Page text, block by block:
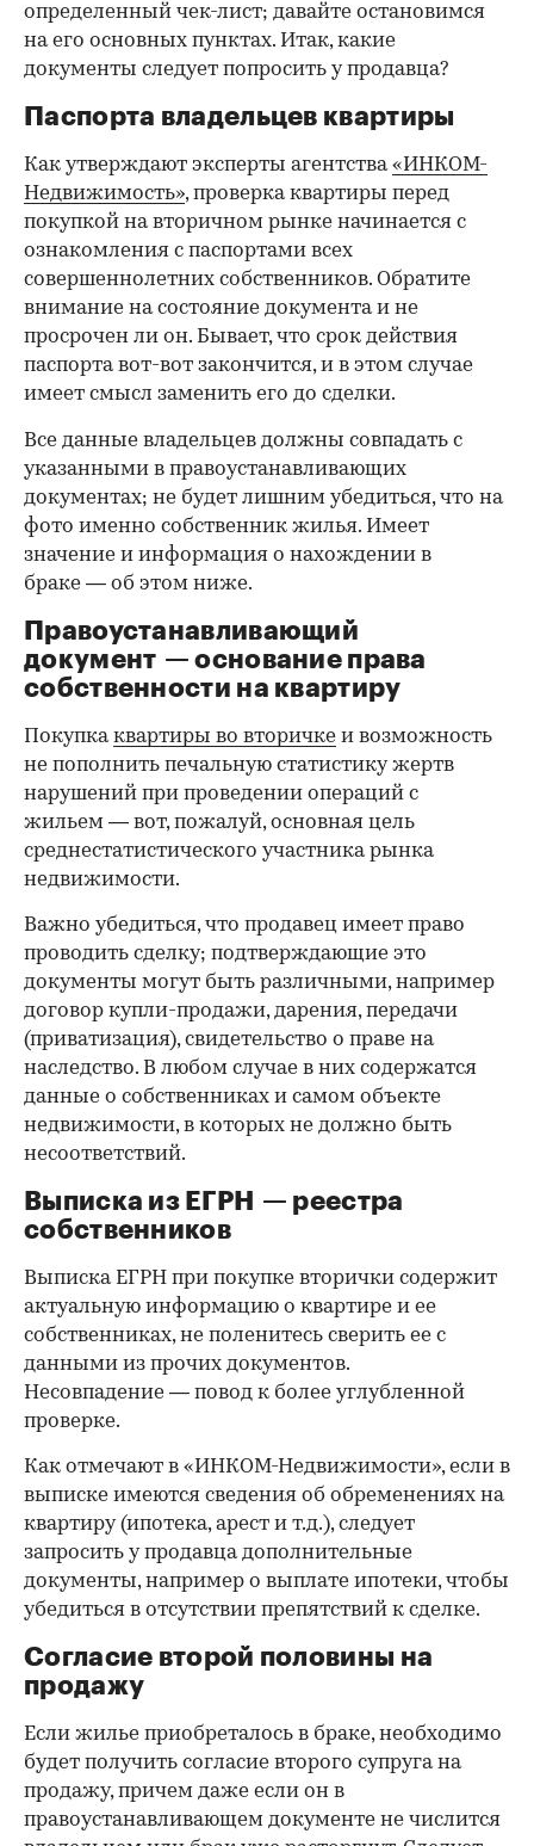
определенный чек-лист; давайте остановимся
на его основных пунктах. Итак, какие
документы следует попросить у продавца?
Паспорта владельцев квартиры
Как утверждают эксперты агентства«ИНКОМ-
Недвижимость», проверка квартиры перед
покупкой на вторичном рынке начинается с
ознакомления с паспортами всех
совершеннолетних собственников. Обратите
внимание на состояние документа и не
просрочен ли он. Бывает, что срок действия
паспорта вот-вот закончится, и в этом случае
имеет смысл заменить его до сделки.
00:00 / 00:00
Все данные владельцев должны совпадать с
указанными в правоустанавливающих
документах; не будет лишним убедиться, что на
фото именно собственник жилья. Имеет
значение и информация о нахождении в
браке — об этом ниже.
Правоустанавливающий
документ — основание права
собственности на квартиру
Покупкаквартиры во вторичке и возможность
не пополнить печальную статистику жертв
нарушений при проведении операций с
жильем — вот, пожалуй, основная цель
среднестатистического участника рынка
недвижимости.
Важно убедиться, что продавец имеет право
проводить сделку; подтверждающие это
документы могут быть различными, например
договор купли-продажи, дарения, передачи
(приватизация), свидетельство о праве на
наследство. В любом случае в них содержатся
данные о собственниках и самом объекте
недвижимости, в которых не должно быть
несоответствий.
Выписка из ЕГРН — реестра
собственников
Выписка ЕГРН при покупке вторички содержит
актуальную информацию о квартире и ее
собственниках, не поленитесь сверить ее с
данными из прочих документов.
Несовпадение — повод к более углубленной
проверке.
Как отмечают в «ИНКОМ-Недвижимости», если в
выписке имеются сведения об обременениях на
квартиру (ипотека, арест и т.д.), следует
запросить у продавца дополнительные
документы, например о выплате ипотеки, чтобы
убедиться в отсутствии препятствий к сделке.
Согласие второй половины на
продажу
Если жилье приобреталось в браке, необходимо
будет получить согласие второго супруга на
продажу, причем даже если он в
правоустанавливающем документе не числится